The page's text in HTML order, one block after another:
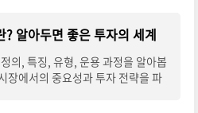
? 알아두면 좋은 투자의 세계
의, 특징, 유형, 운용 과정을 알아봅
장에서의 중요성과 투자 전략을 파